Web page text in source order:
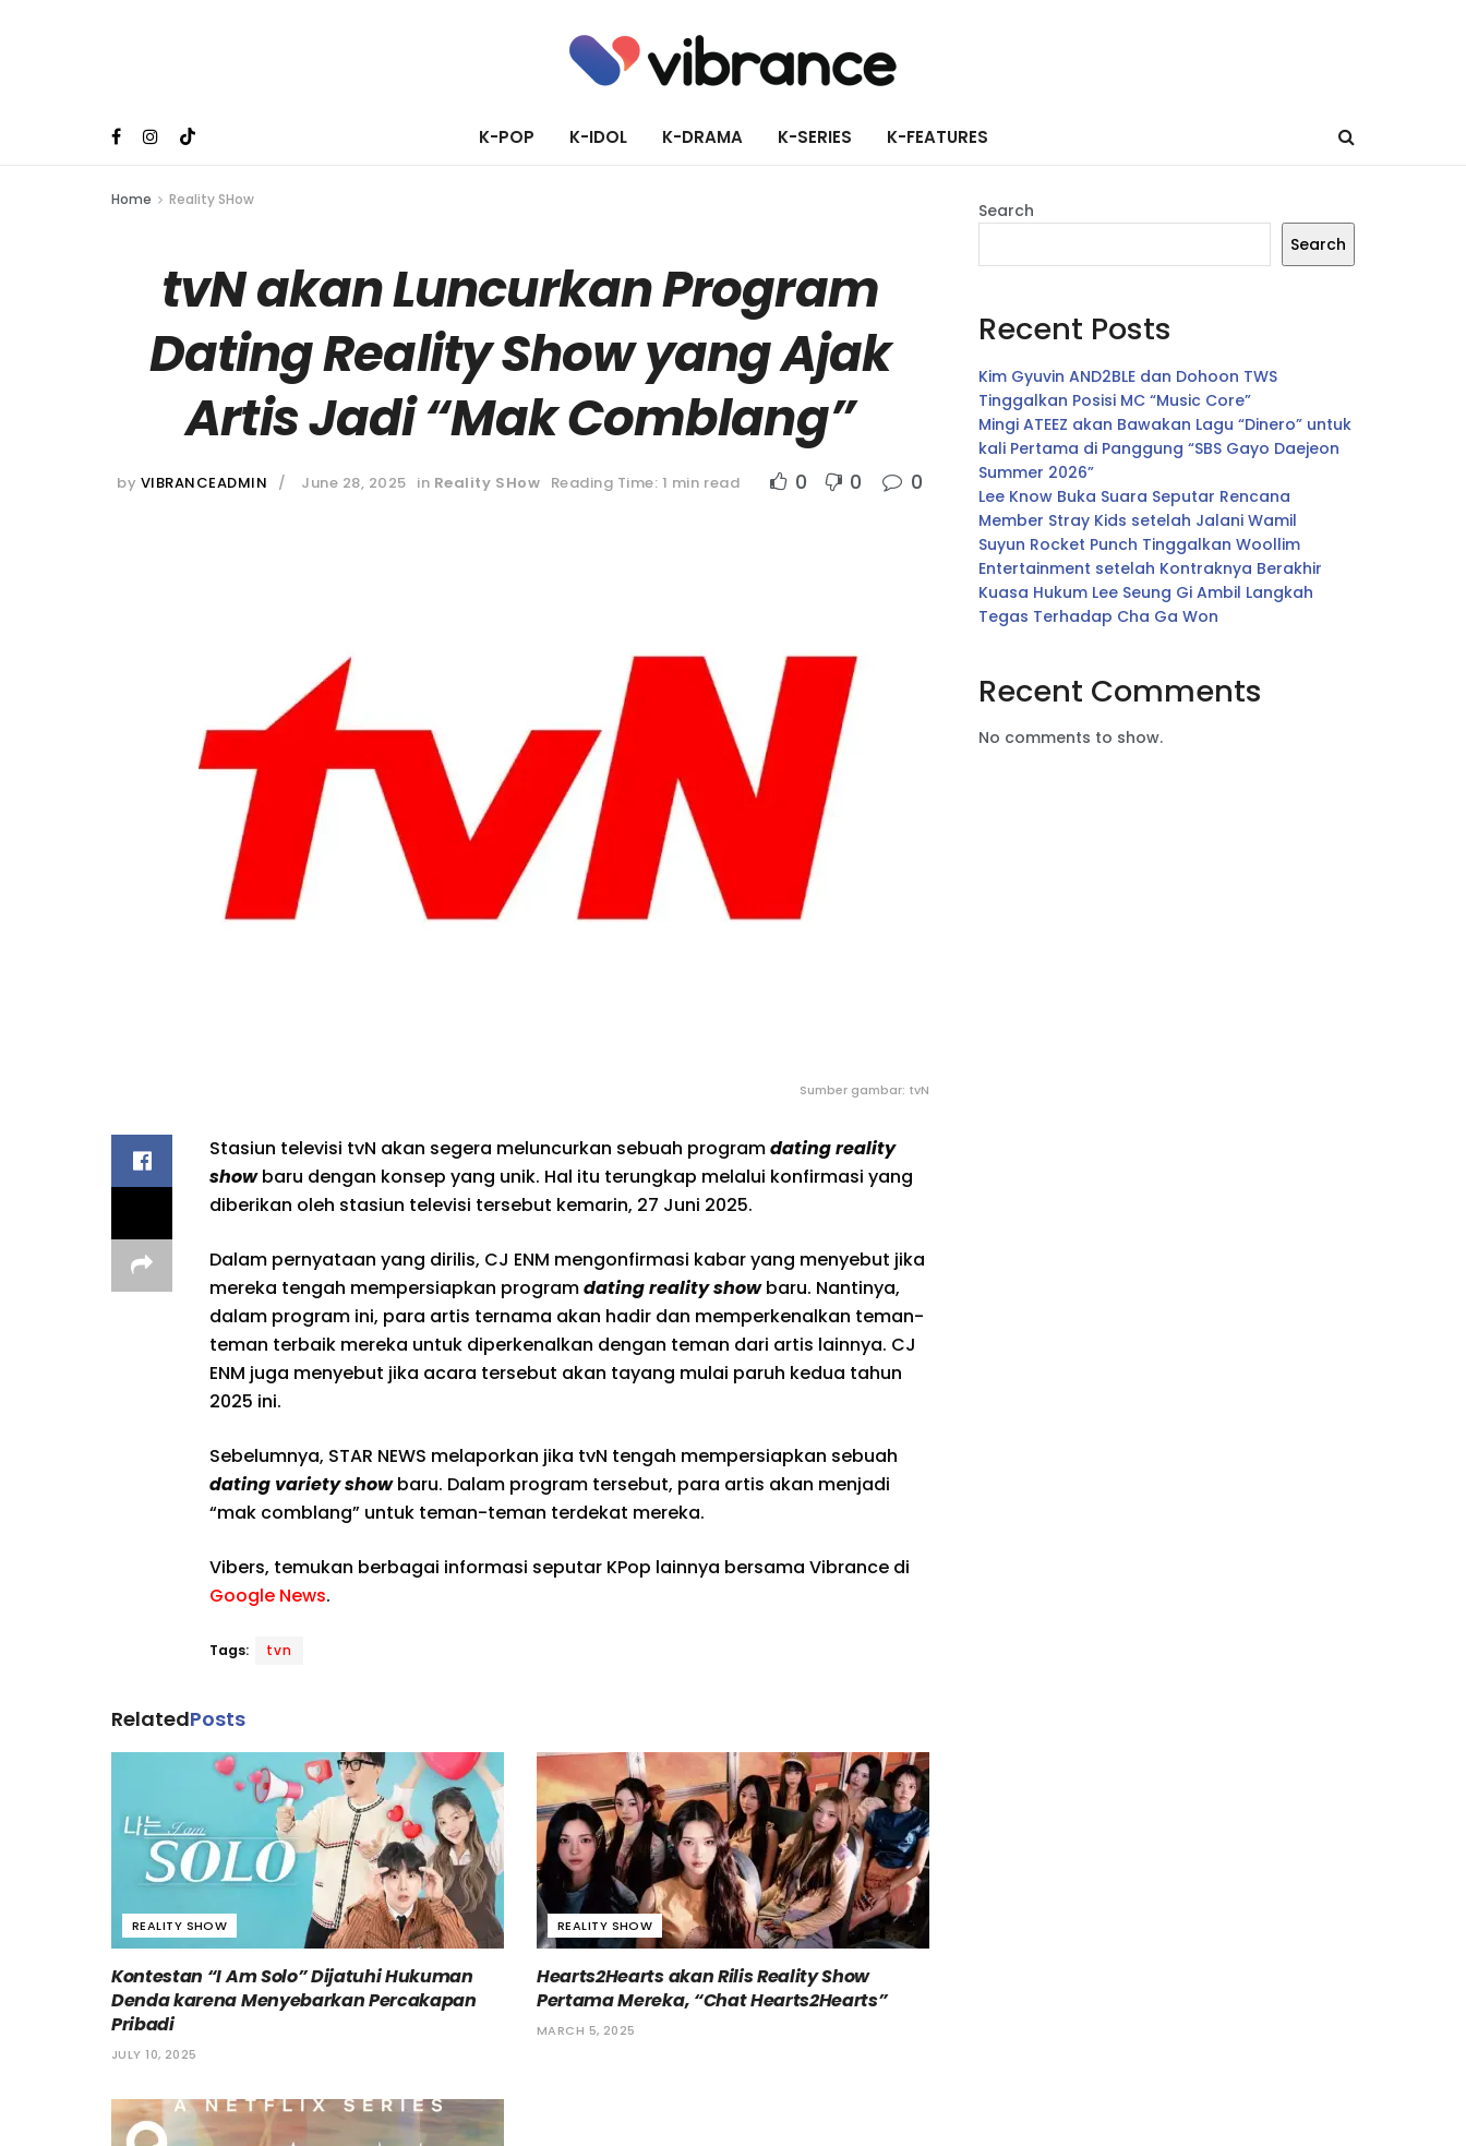
K-POP K-IDOL K-DRAMA K-SERIES K-FEATURES
Home Reality SHow
tvN akan Luncurkan Program
Dating Reality Show yang Ajak
Artis Jadi “Mak Comblang”
by VIBRANCEADMIN June 28, 2025 in Reality SHow Reading Time: 1 min read 0 0 0
Sumber gambar: tvN
Stasiun televisi tvN akan segera meluncurkan sebuah programdating reality
showbaru dengan konsep yang unik. Hal itu terungkap melalui konfirmasi yang
diberikan oleh stasiun televisi tersebut kemarin, 27 Juni 2025.
Dalam pernyataan yang dirilis, CJ ENM mengonfirmasi kabar yang menyebut jika
mereka tengah mempersiapkan programdating reality showbaru. Nantinya,
dalam program ini, para artis ternama akan hadir dan memperkenalkan teman-
teman terbaik mereka untuk diperkenalkan dengan teman dari artis lainnya. CJ
ENM juga menyebut jika acara tersebut akan tayang mulai paruh kedua tahun
2025 ini.
Sebelumnya, STAR NEWS melaporkan jika tvN tengah mempersiapkan sebuah
dating variety showbaru. Dalam program tersebut, para artis akan menjadi
“mak comblang” untuk teman-teman terdekat mereka.
Vibers, temukan berbagai informasi seputar KPop lainnya bersama Vibrance di
Google News.
Tags: tvn
RelatedPosts
REALITY SHOW
Kontestan “I Am Solo” Dijatuhi Hukuman
Denda karena Menyebarkan Percakapan
Pribadi
JULY 10, 2025
REALITY SHOW
Hearts2Hearts akan Rilis Reality Show
Pertama Mereka, “Chat Hearts2Hearts”
MARCH 5, 2025
Search
Search
Recent Posts
Kim Gyuvin AND2BLE dan Dohoon TWS
Tinggalkan Posisi MC “Music Core”
Mingi ATEEZ akan Bawakan Lagu “Dinero” untuk
kali Pertama di Panggung “SBS Gayo Daejeon
Summer 2026”
Lee Know Buka Suara Seputar Rencana
Member Stray Kids setelah Jalani Wamil
Suyun Rocket Punch Tinggalkan Woollim
Entertainment setelah Kontraknya Berakhir
Kuasa Hukum Lee Seung Gi Ambil Langkah
Tegas Terhadap Cha Ga Won
Recent Comments
No comments to show.